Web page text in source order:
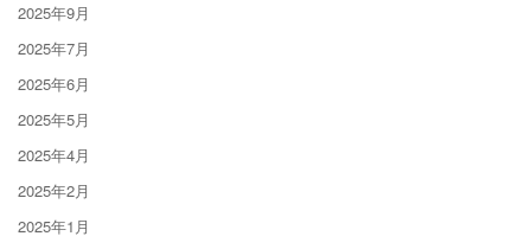
2025年9月
2025年7月
2025年6月
2025年5月
2025年4月
2025年2月
2025年1月